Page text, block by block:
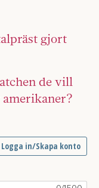
gjort
de vill